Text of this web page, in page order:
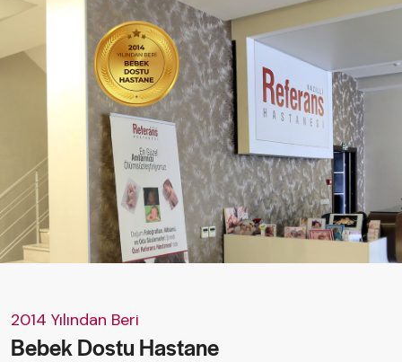
2014 Yılından Beri
Bebek Dostu Hastane